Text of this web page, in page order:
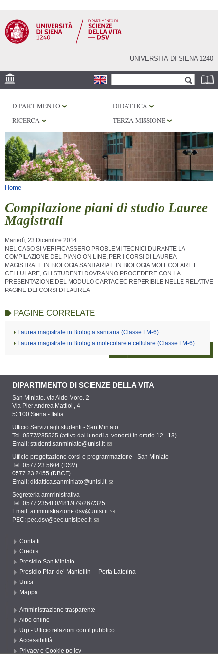
contenuto
principale
UNIVERSITÀ DI SIENA 1240
Form di ricerca
CORE FACILITIES
LABORATORI
BIBLIOTECHE
SERVIZI
DIPARTIMENTO
DIDATTICA
RICERCA
TERZA MISSIONE
Tu sei qui
Home
Compilazione piani di studio Lauree
Magistrali
Martedì, 23 Dicembre 2014
NEL CASO SI VERIFICASSERO PROBLEMI TECNICI DURANTE LA
COMPILAZIONE DEL PIANO ON LINE, PER I CORSI DI LAUREA
MAGISTRALE IN BIOLOGIA SANITARIA E IN BIOLOGIA MOLECOLARE E
CELLULARE, GLI STUDENTI DOVRANNO PROCEDERE CON LA
PRESENTAZIONE DEL MODULO CARTACEO REPERIBILE NELLE RELATIVE
PAGINE DEI CORSI DI LAUREA
PAGINE CORRELATE
Laurea magistrale in Biologia sanitaria (Classe LM-6)
Laurea magistrale in Biologia molecolare e cellulare (Classe LM-6)
DIPARTIMENTO DI SCIENZE DELLA VITA
San Miniato, via Aldo Moro, 2
Via Pier Andrea Mattioli, 4
53100 Siena - Italia
Ufficio Servizi agli studenti - San Miniato
Tel. 0577/235525 (attivo dal lunedì al venerdì in orario 12 - 13)
Email: studenti.sanminiato@unisi.it
Ufficio progettazione corsi e programmazione - San Miniato
Tel. 0577.23 5604 (DSV)
0577.23 2455 (DBCF)
Email: didattica.sanminiato@unisi.it
Segreteria amministrativa
Tel. 0577 235480/481/479/267/325
Email: amministrazione.dsv@unisi.it
PEC: pec.dsv@pec.unisipec.it
Contatti
Credits
Presidio San Miniato
Presidio Pian de’ Mantellini – Porta Laterina
Unisi
Mappa
Amministrazione trasparente
Albo online
Urp - Ufficio relazioni con il pubblico
Accessibilità
Privacy e Cookie policy